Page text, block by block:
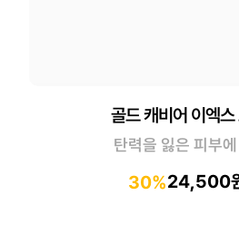
골드 캐비어 이엑
탄력을 잃은 피부
30%24,500